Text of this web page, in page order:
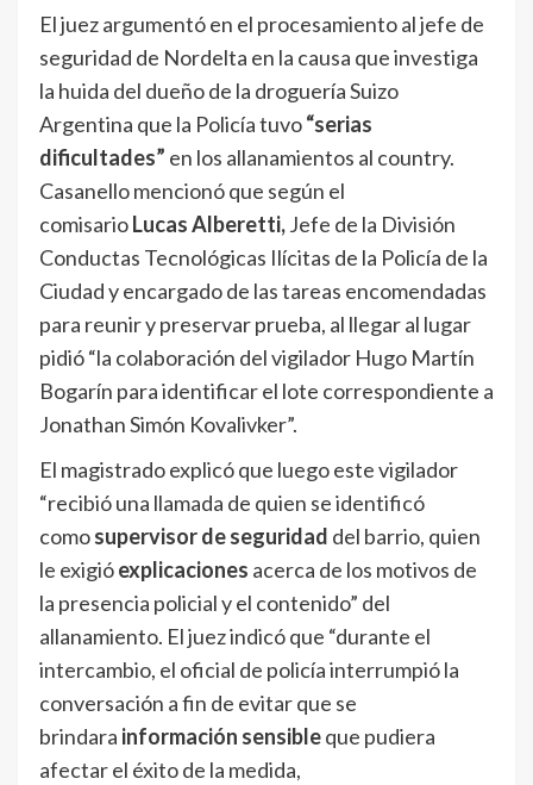
El juez argumentó en el procesamiento al jefe de
seguridad de Nordelta en la causa que investiga
la huida del dueño de la droguería Suizo
Argentina que la Policía tuvo“serias
dificultades” en los allanamientos al country.
Casanello mencionó que según el
comisarioLucas Alberetti,Jefe de la División
Conductas Tecnológicas Ilícitas de la Policía de la
Ciudad y encargado de las tareas encomendadas
para reunir y preservar prueba, al llegar al lugar
pidió “la colaboración del vigilador Hugo Martín
Bogarín para identificar el lote correspondiente a
Jonathan Simón Kovalivker”.
El magistrado explicó que luego este vigilador
“recibió una llamada de quien se identificó
comosupervisor de seguridad del barrio, quien
le exigióexplicaciones acerca de los motivos de
la presencia policial y el contenido” del
allanamiento. El juez indicó que “durante el
intercambio, el oficial de policía interrumpió la
conversación a fin de evitar que se
brindara información sensibleque pudiera
afectar el éxito de la medida,